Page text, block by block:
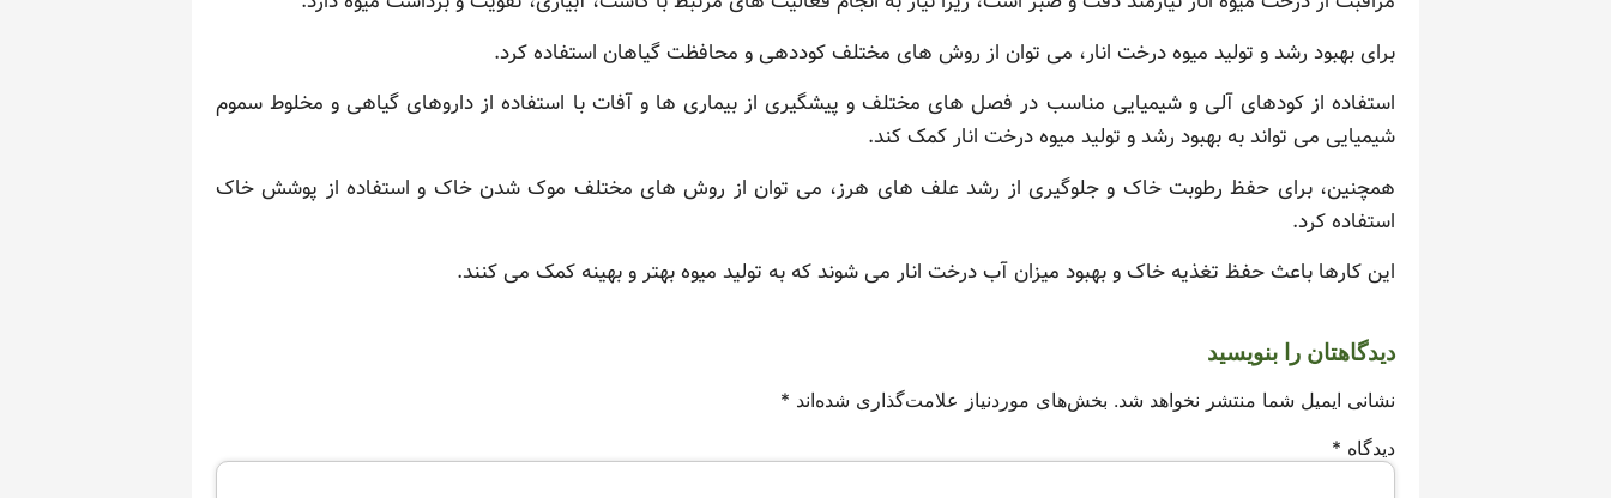
برای بهبود رشد و تولید میوه درخت انار، می توان از روش های مختلف کوددهی و محافظت گیاهان استفاده کرد.
استفاده از کودهای آلی و شیمیایی مناسب در فصل های مختلف و پیشگیری از بیماری ها و آفات با استفاده از داروهای گیاهی و مخلوط سموم
شیمیایی می تواند به بهبود رشد و تولید میوه درخت انار کمک کند.
همچنین، برای حفظ رطوبت خاک و جلوگیری از رشد علف های هرز، می توان از روش های مختلف موک شدن خاک و استفاده از پوشش خاک
استفاده کرد.
این کارها باعث حفظ تغذیه خاک و بهبود میزان آب درخت انار می شوند که به تولید میوه بهتر و بهینه کمک می کنند.
دیدگاهتان را بنویسید
نشانی ایمیل شما منتشر نخواهد شد. بخش‌های موردنیاز علامت‌گذاری شده‌اند *
دیدگاه *